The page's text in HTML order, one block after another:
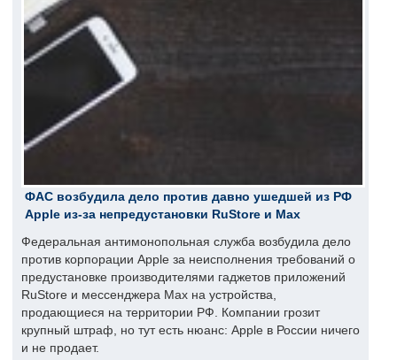
ФАС возбудила дело против давно ушедшей из РФ
Apple из-за непредустановки RuStore и Max
Федеральная антимонопольная служба возбудила дело
против корпорации Apple за неисполнения требований о
предустановке производителями гаджетов приложений
RuStore и мессенджера Max на устройства,
продающиеся на территории РФ. Компании грозит
крупный штраф, но тут есть нюанс: Apple в России ничего
и не продает.